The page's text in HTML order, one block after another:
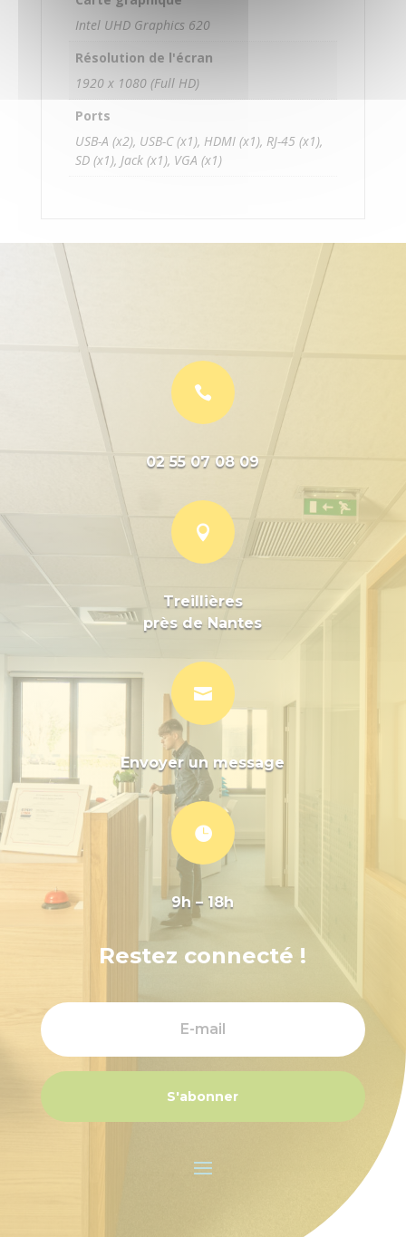
Intel UHD Graphics 620
Résolution de l'écran
1920 x 1080 (Full HD)
Ports
USB-A (x2), USB-C (x1), HDMI (x1), RJ-45 (x1),
SD (x1), Jack (x1), VGA (x1)

02 55 07 08 09

Treillières
près de Nantes

Envoyer un message

9h – 18h
Restez connecté !
S'abonner